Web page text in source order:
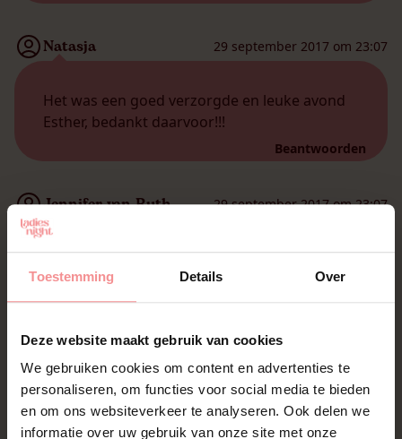
Toestemming Details Over
Deze website maakt gebruik van cookies
We gebruiken cookies om content en advertenties te
personaliseren, om functies voor social media te bieden
en om ons websiteverkeer te analyseren. Ook delen we
informatie over uw gebruik van onze site met onze
Natasja 29 september 2017 om 23:07
Het was een goed verzorgde en leuke avond
Esther, bedankt daarvoor!!!
Beantwoorden
Jennifer van Ruth 29 september 2017 om 23:07
Een hele leuke avond gehad. De avond was
verzorgd door Esther. Ze maakte het erg
gezellig en zorgde voor een open sfeer!
Bianca 29 september 2017 om 23:06